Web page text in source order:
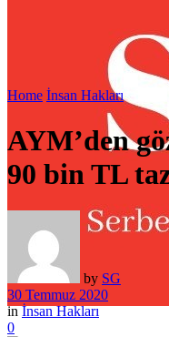
Home İnsan Hakları
AYM’den
90 bin TL
by SG
30 Temmuz 2020
in İnsan Hakları
0